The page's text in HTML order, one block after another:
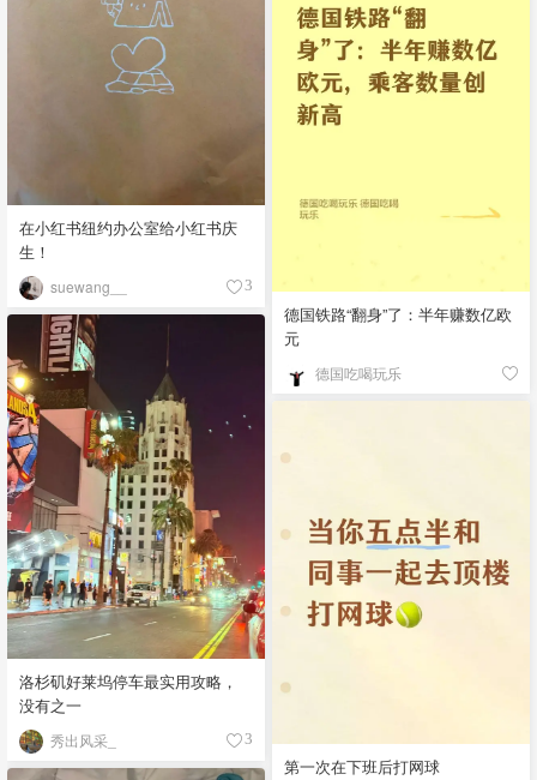
在小红书纽约办公室给小红书庆
生！
suewang__ 3
德国铁路“翻身”了：半年赚数亿欧
元
德国吃喝玩乐
洛杉矶好莱坞停车最实用攻略，
没有之一
秀出风采_ 3
第一次在下班后打网球